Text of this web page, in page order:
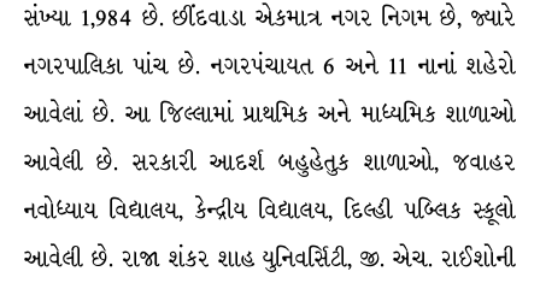
સંખ્યા 1,984 છે. છીંદવાડા એકમાત્ર નગર નિગમ છે, જ્યારે
નગરપાલિકા પાંચ છે. નગરપંચાયત 6 અને 11 નાનાં શહેરો
આવેલાં છે. આ જિલ્લામાં પ્રાથમિક અને માધ્યમિક શાળાઓ
આવેલી છે. સરકારી આદર્શ બહુહેતુક શાળાઓ, જવાહર
નવોધ્યાય વિદ્યાલય, કેન્દ્રીય વિદ્યાલય, દિલ્હી પબ્લિક સ્કૂલો
આવેલી છે. રાજા શંકર શાહ યુનિવર્સિટી, જી. એચ. રાઈશોની